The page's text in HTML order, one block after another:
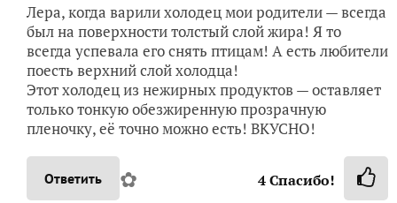
Лера, когда варили холодец мои родители — всегда
был на поверхности толстый слой жира! Я то
всегда успевала его снять птицам! А есть любители
поесть верхний слой холодца!
Этот холодец из нежирных продуктов — оставляет
только тонкую обезжиренную прозрачную
пленочку, её точно можно есть! ВКУСНО!
Ответить ✿ 4Спасибо!